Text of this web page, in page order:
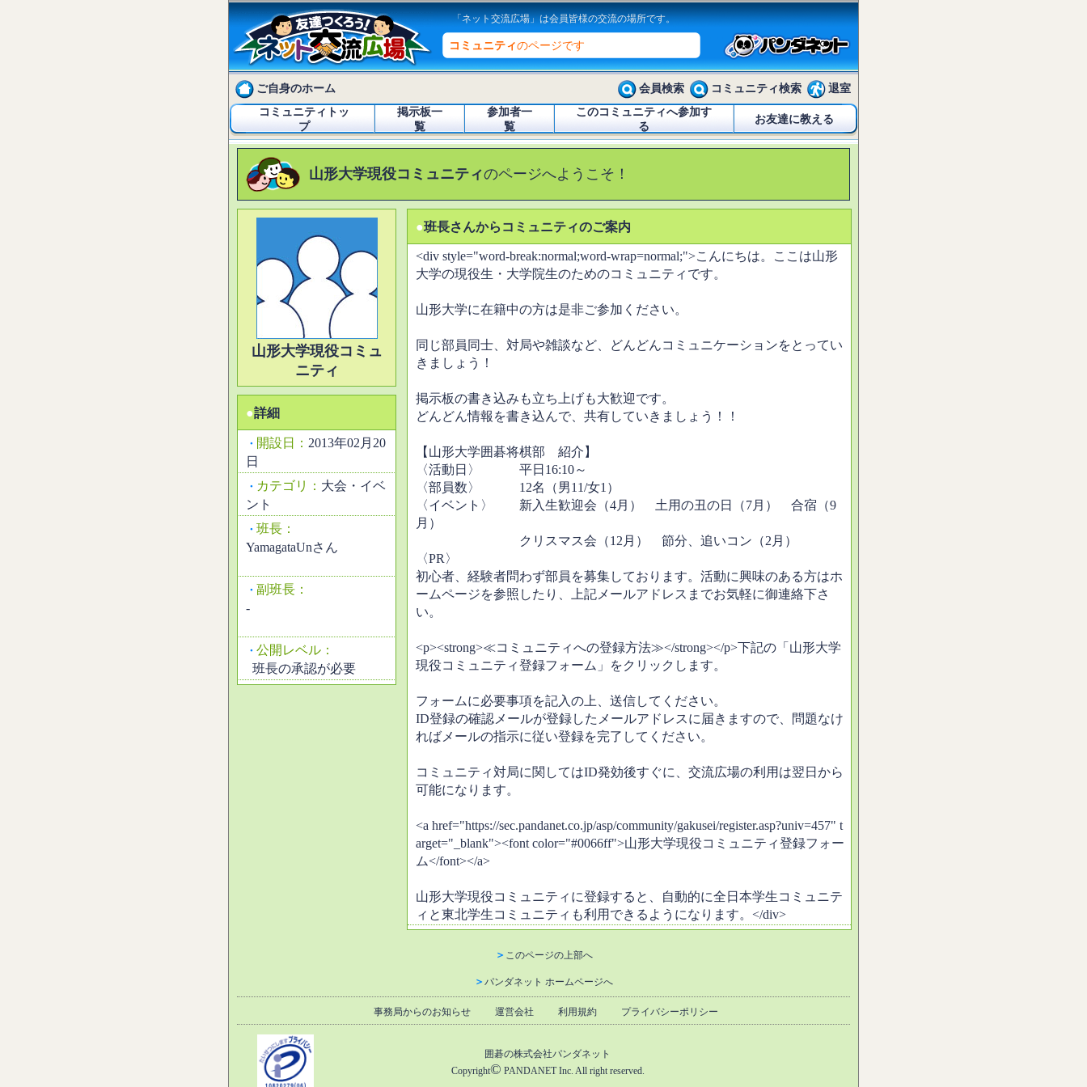
「ネット交流広場」は会員皆様の交流の場所です。
コミュニティのページです
ご自身のホーム 会員検索 コミュニティ検索
退室
コミュニティトッ
プ
掲示板一
覧
参加者一
覧
このコミュニティへ参加す
る
お友達に教える
山形大学現役コミュニティのページへようこそ！
山形大学現役コミュ
ニティ
●詳細
・ 開設日： 2013年02月20
日
・ カテゴリ： 大会・イベ
ント
・ 班長：
YamagataUnさん
・ 副班長：
-
・ 公開レベル：
班長の承認が必要
●班長さんからコミュニティのご案内
<div style="word-break:normal;word-wrap=normal;">こんにちは。ここは山形
大学の現役生・大学院生のためのコミュニティです。
山形大学に在籍中の方は是非ご参加ください。
同じ部員同士、対局や雑談など、どんどんコミュニケーションをとってい
きましょう！
掲示板の書き込みも立ち上げも大歓迎です。
どんどん情報を書き込んで、共有していきましょう！！
【山形大学囲碁将棋部 紹介】
〈活動日〉 平日16:10～
〈部員数〉 12名（男11/女1）
〈イベント〉 新入生歓迎会（4月） 土用の丑の日（7月） 合宿（9
月）
クリスマス会（12月） 節分、追いコン（2月）
〈PR〉
初心者、経験者問わず部員を募集しております。活動に興味のある方はホ
ームページを参照したり、上記メールアドレスまでお気軽に御連絡下さ
い。
<p><strong>≪コミュニティへの登録方法≫</strong></p>下記の「山形大学
現役コミュニティ登録フォーム」をクリックします。
フォームに必要事項を記入の上、送信してください。
ID登録の確認メールが登録したメールアドレスに届きますので、問題なけ
ればメールの指示に従い登録を完了してください。
コミュニティ対局に関してはID発効後すぐに、交流広場の利用は翌日から
可能になります。
<a href="https://sec.pandanet.co.jp/asp/community/gakusei/register.asp?univ=457" t
arget="_blank"><font color="#0066ff">山形大学現役コミュニティ登録フォー
ム</font></a>
山形大学現役コミュニティに登録すると、自動的に全日本学生コミュニテ
ィと東北学生コミュニティも利用できるようになります。</div>
＞ このページの上部へ
＞ パンダネット ホームページへ
事務局からのお知らせ 運営会社 利用規約 プライバシーポリシー
囲碁の株式会社パンダネット
Copyright© PANDANET Inc. All right reserved.